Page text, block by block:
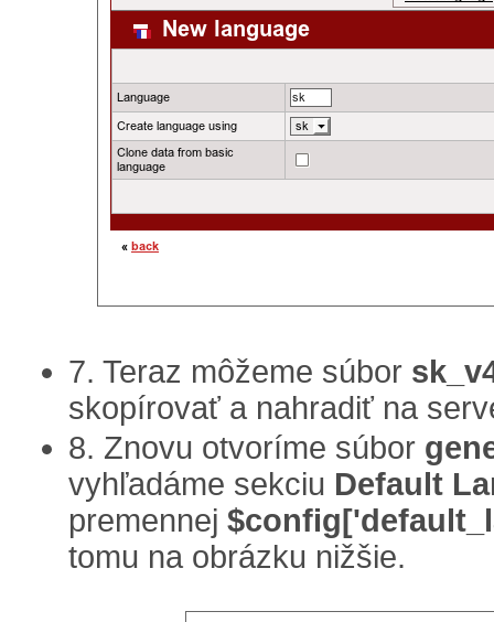
7. Teraz môžeme súbor
skopírovať a nahradiť na
8. Znovu otvoríme súbor
vyhľadáme sekciu Default
premennej
tomu na obrázku nižšie.